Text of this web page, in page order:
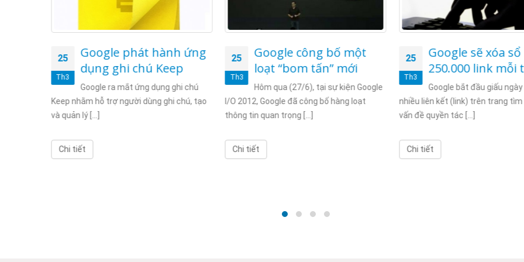
phát hành ứng
ghi chú Keep
ra mắt ứng dụng ghi chú
trợ người dùng ghi chú, tạo
25
Google công bố một
loạt “bom tấn” mới
Hôm qua (27/6), tại sự kiện Google
I/O 2012, Google đã công bố hàng loạt
25
Google sẽ xóa sổ
250.000 link mỗi tuần
Google bắt đầu giấu ngày càng
nhiều liên kết (link) trên trang tìm kiếm vì
vấn đề quyền tác [...]
24
Để có thể
thế cho logo